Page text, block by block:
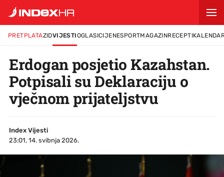
PRETPLATAZIDVIJESTIOGLASICIJENESPORTMAGAZINRECEPTI
Erdogan posjetio Kazahstan.
Potpisali su Deklaraciju o
vječnom prijateljstvu
Index Vijesti
23:01, 14. svibnja 2026.